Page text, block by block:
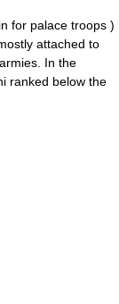
for palace troops )
attached to
In the
ranked below the